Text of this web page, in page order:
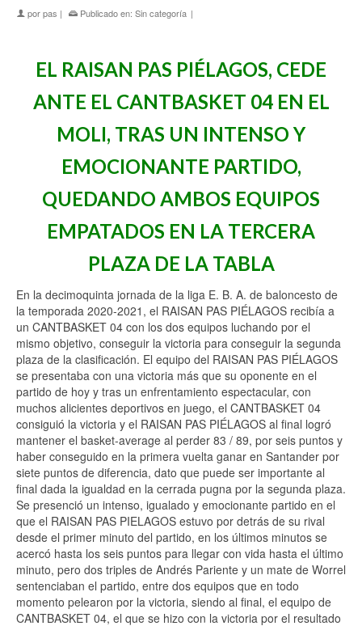
porpas | Publicado en: Sin categoría |
EL RAISAN PAS PIÉLAGOS, CEDE
ANTE EL CANTBASKET 04 EN EL
MOLI, TRAS UN INTENSO Y
EMOCIONANTE PARTIDO,
QUEDANDO AMBOS EQUIPOS
EMPATADOS EN LA TERCERA
PLAZA DE LA TABLA
En la decimoquinta jornada de la liga E. B. A. de baloncesto de
la temporada 2020-2021, el RAISAN PAS PIÉLAGOS recibía a
un CANTBASKET 04 con los dos equipos luchando por el
mismo objetivo, conseguir la victoria para conseguir la segunda
plaza de la clasificación. El equipo del RAISAN PAS PIÉLAGOS
se presentaba con una victoria más que su oponente en el
partido de hoy y tras un enfrentamiento espectacular, con
muchos alicientes deportivos en juego, el CANTBASKET 04
consiguió la victoria y el RAISAN PAS PIÉLAGOS al final logró
mantener el basket-average al perder 83 / 89, por seis puntos y
haber conseguido en la primera vuelta ganar en Santander por
siete puntos de diferencia, dato que puede ser importante al
final dada la igualdad en la cerrada pugna por la segunda plaza.
Se presenció un intenso, igualado y emocionante partido en el
que el RAISAN PAS PIELAGOS estuvo por detrás de su rival
desde el primer minuto del partido, en los últimos minutos se
acercó hasta los seis puntos para llegar con vida hasta el último
minuto, pero dos triples de Andrés Pariente y un mate de Worrel
sentenciaban el partido, entre dos equipos que en todo
momento pelearon por la victoria, siendo al final, el equipo de
CANTBASKET 04, el que se hizo con la victoria por el resultado